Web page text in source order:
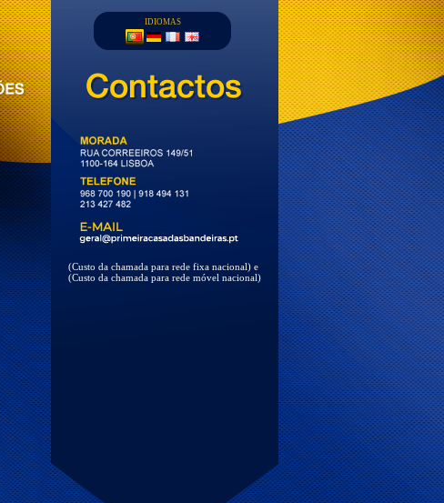
IDIOMAS
(Custo da chamada para rede fixa nacional) e
(Custo da chamada para rede móvel nacional)